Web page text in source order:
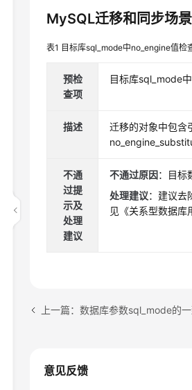
MySQL迁移和同步场景
表1 目标库sql_mode中no_engine值检
预检
查项
目标库sql_mode
描述
迁移的对象中包含
不通
过提
示及
处理
建议
不通过原因：目标
处理建议：建议去
见《关系型数据库
上一篇：数据库参数sql_mode的
意见反馈